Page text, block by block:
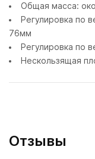
Общая масса:
Регулировка по
76мм
Регулировка по
Нескользящая
Отзывы